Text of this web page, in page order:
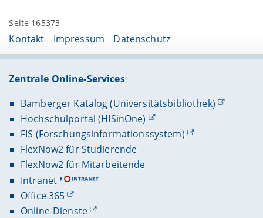
Seite 165373
Kontakt Impressum Datenschutz
Zentrale Online-Services
Bamberger Katalog (Universitätsbibliothek)
Hochschulportal (HISinOne)
FIS (Forschungsinformationssystem)
FlexNow2 für Studierende
FlexNow2 für Mitarbeitende
Intranet
Office 365
Online-Dienste